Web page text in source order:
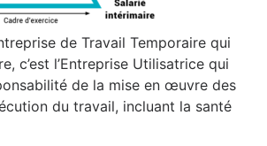
de Travail Temporaire qui
c’est l’Entreprise Utilisatrice qui
de la mise en œuvre des
du travail, incluant la santé